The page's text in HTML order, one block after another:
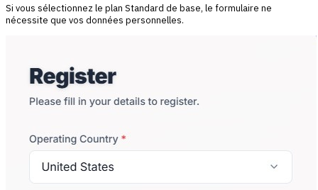
Si vous sélectionnez le plan Standard de base, le formulaire ne
nécessite que vos données personnelles.